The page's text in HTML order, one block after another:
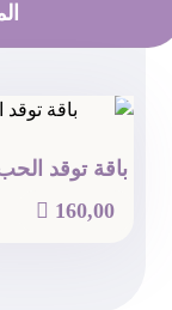
باقة توقد
 160,00